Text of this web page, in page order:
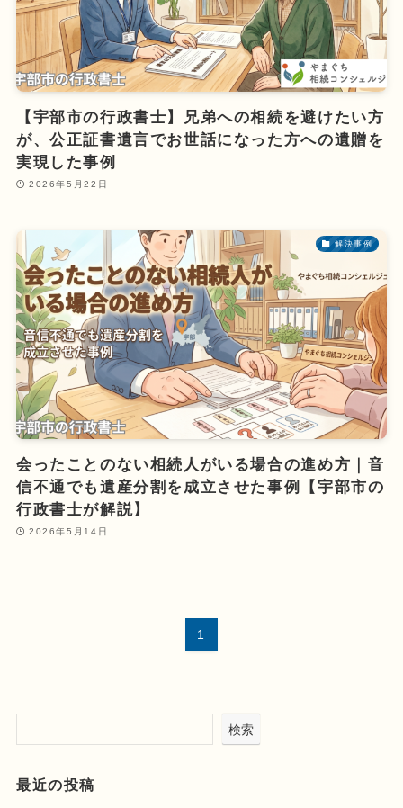
【宇部市の行政書士】兄弟への相続を避けたい方
が、公正証書遺言でお世話になった方への遺贈を
実現した事例
2026年5月22日
解決事例
会ったことのない相続人がいる場合の進め方｜音
信不通でも遺産分割を成立させた事例【宇部市の
行政書士が解説】
2026年5月14日
1
検索
最近の投稿